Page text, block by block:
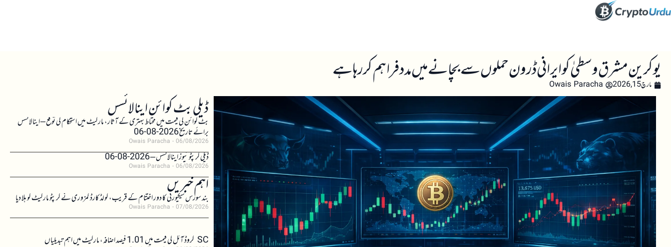
یوکرین مشرق وسطیٰ کو ایرانی ڈرون حملوں سے بچانے میں مدد فراہم کر رہا ہے
مارچ 15, 2026 Owais Paracha
ڈیلی بٹ کوائن اینالائسس
بٹ کوائن کی قیمت میں محتاط بہتری کے آثار، مارکیٹ میں استحکام کی توقع – اینالائسس
برائے تاریخ 2026-08-06
Owais Paracha 06/08/2026
ڈیلی کرپٹو نیوز اینالائسس – 2026-08-06
Owais Paracha 06/08/2026
اہم خبریں
بند سورس سیکیورٹی کا دور اختتام کے قریب، کولڈ کارڈ کمزوری نے کرپٹو مارکیٹ کو ہلا دیا
Owais Paracha 07/08/2026
SC کروڈ آئل کی قیمت میں 1.01 فیصد اضافہ، مارکیٹ میں اہم تبدیلیاں